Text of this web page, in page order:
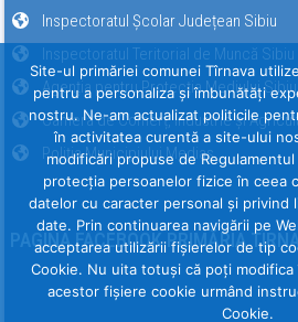
Inspectoratul Școlar Județean Sibiu
Inspectoratul Teritorial de Muncă Sibiu
Agenția pentru Protecția Mediului Sibiu
Camera de Comerț, Industrie și
Poliția Municipiului Mediaș
PAGINA FACEBOOK PRIMĂRIA
Site-ul primăriei comunei Tîrnava
pentru a personaliza și îmbunătăți
nostru. Ne-am actualizat politicile
în activitatea curentă a site-ului
modificări propuse de
protecția persoanelor fizice în ceea
datelor cu caracter personal și privind
date. Prin continuarea navigării pe
acceptarea utilizării fişierelor de tip
Cookie. Nu uita totuși că poți
acestor fişiere cookie urmând
Cookie.